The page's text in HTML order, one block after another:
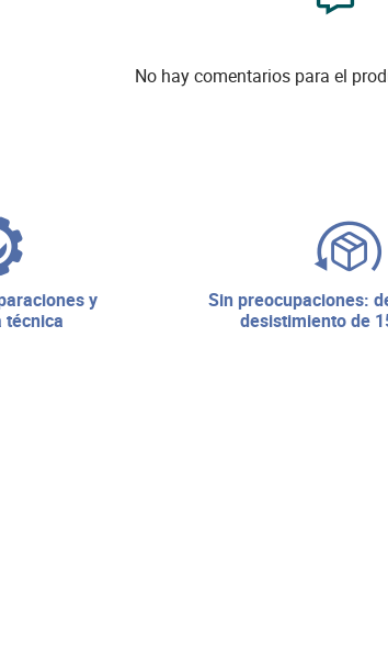
No hay comentarios para el
técnica
sin preocupaciones: derecho de
desistimiento de